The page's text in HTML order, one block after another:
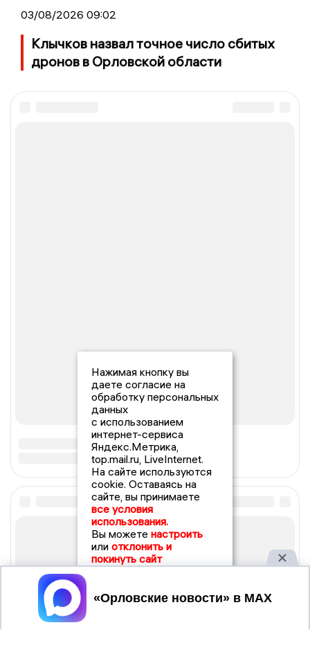
03/08/2026 09:02
Клычков назвал точное число сбитых
дронов в Орловской области
Нажимая кнопку вы
даете согласие на
обработку персональных
данных
с использованием
интернет-сервиса
Яндекс.Метрика,
top.mail.ru, LiveInternet.
На сайте используются
cookie. Оставаясь на
сайте, вы принимаете
все условия
использования.
Вы можете настроить
или отклонить и
покинуть сайт
Принять